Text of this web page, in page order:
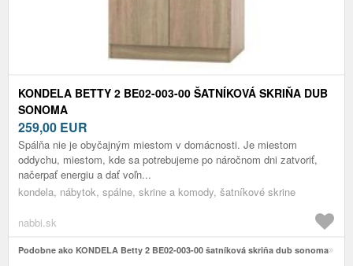
KONDELA BETTY 2 BE02-003-00 ŠATNÍKOVÁ SKRIŇA DUB
SONOMA
259,00 EUR
Spálňa nie je obyčajným miestom v domácnosti. Je miestom
oddychu, miestom, kde sa potrebujeme po náročnom dni zatvoriť,
načerpať energiu a dať voľn...
kondela, nábytok, spálne, skrine a komody, šatníkové skrine
nabbi.sk
Podobne ako KONDELA Betty 2 BE02-003-00 šatníková skriňa dub sonoma